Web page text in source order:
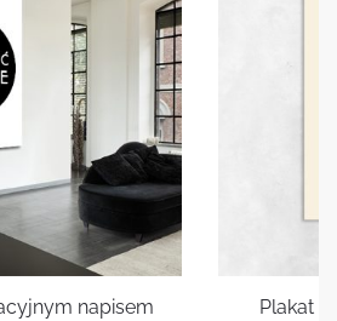
napisem Plakat